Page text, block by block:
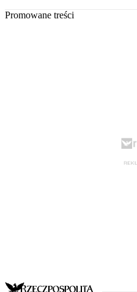
Promowane treści